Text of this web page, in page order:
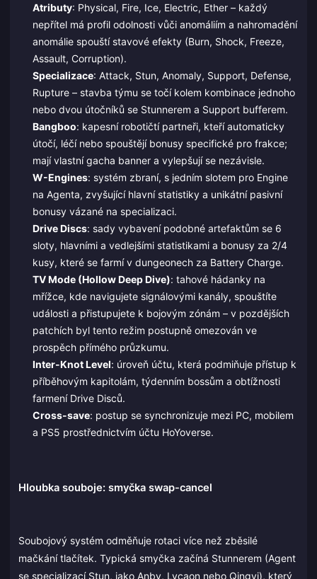
Atributy: Physical, Fire, Ice, Electric, Ether – každý
nepřítel má profil odolnosti vůči anomáliím a nahromadění
anomálie spouští stavové efekty (Burn, Shock, Freeze,
Assault, Corruption).
Specializace: Attack, Stun, Anomaly, Support, Defense,
Rupture – stavba týmu se točí kolem kombinace jednoho
nebo dvou útočníků se Stunnerem a Support bufferem.
Bangboo: kapesní robotičtí partneři, kteří automaticky
útočí, léčí nebo spouštějí bonusy specifické pro frakce;
mají vlastní gacha banner a vylepšují se nezávisle.
W-Engines: systém zbraní, s jedním slotem pro Engine
na Agenta, zvyšující hlavní statistiky a unikátní pasivní
bonusy vázané na specializaci.
Drive Discs: sady vybavení podobné artefaktům se 6
sloty, hlavními a vedlejšími statistikami a bonusy za 2/4
kusy, které se farmí v dungeonech za Battery Charge.
TV Mode (Hollow Deep Dive): tahové hádanky na
mřížce, kde navigujete signálovými kanály, spouštíte
události a přistupujete k bojovým zónám – v pozdějších
patchích byl tento režim postupně omezován ve
prospěch přímého průzkumu.
Inter-Knot Level: úroveň účtu, která podmiňuje přístup k
příběhovým kapitolám, týdenním bossům a obtížnosti
farmení Drive Disců.
Cross-save: postup se synchronizuje mezi PC, mobilem
a PS5 prostřednictvím účtu HoYoverse.
Hloubka souboje: smyčka swap-cancel
Soubojový systém odměňuje rotaci více než zběsilé
mačkání tlačítek. Typická smyčka začíná Stunnerem (Agent
se specializací Stun, jako Anby, Lycaon nebo Qingyi), který